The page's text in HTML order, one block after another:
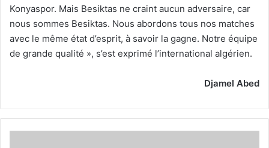
Konyaspor. Mais Besiktas ne craint aucun adversaire, car
nous sommes Besiktas. Nous abordons tous nos matches
avec le même état d’esprit, à savoir la gagne. Notre équipe
de grande qualité », s’est exprimé l’international algérien.
Djamel Abed